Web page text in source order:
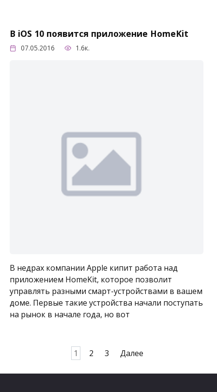
В iOS 10 появится приложение HomeKit
07.05.2016 1.6к.
В недрах компании Apple кипит работа над
приложением HomeKit, которое позволит
управлять разными смарт-устройствами в вашем
доме. Первые такие устройства начали поступать
на рынок в начале года, но вот
1 2 3 Далее